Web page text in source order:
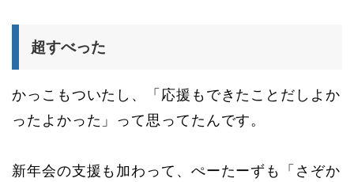
超すべった
かっこもついたし、「応援もできたことだしよか
ったよかった」って思ってたんです。
新年会の支援も加わって、ぺーたーずも「さぞか